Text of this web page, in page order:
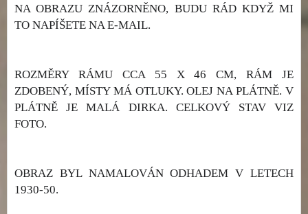
NA OBRAZU ZNÁZORNĚNO, BUDU RÁD KDYŽ MI
TO NAPÍŠETE NA E-MAIL.
ROZMĚRY RÁMU CCA 55 X 46 CM, RÁM JE
ZDOBENÝ, MÍSTY MÁ OTLUKY. OLEJ NA PLÁTNĚ. V
PLÁTNĚ JE MALÁ DIRKA. CELKOVÝ STAV VIZ
FOTO.
OBRAZ BYL NAMALOVÁN ODHADEM V LETECH
1930-50.